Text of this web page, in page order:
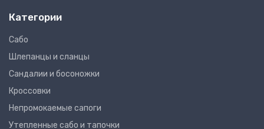
Категории
Сабо
Шлепанцы и сланцы
Сандалии и босоножки
Кроссовки
Непромокаемые сапоги
Утепленные сабо и тапочки